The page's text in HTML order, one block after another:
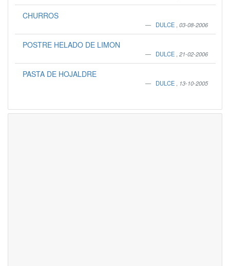
CHURROS
DULCE 03-08-2006
POSTRE HELADO DE LIMON
DULCE 21-02-2006
PASTA DE HOJALDRE
DULCE 13-10-2005